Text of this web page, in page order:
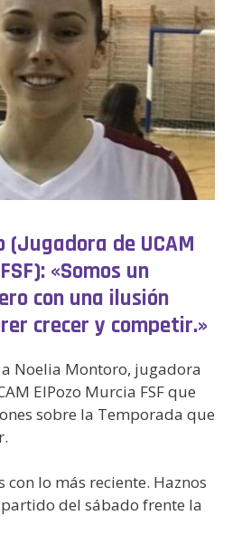
(Jugadora de UCAM
«Somos un
con una ilusión
crecer y competir.»
Noelia Montoro, jugadora
ElPozo Murcia FSF que
sobre la Temporada que
con lo más reciente. Haznos
del sábado frente la